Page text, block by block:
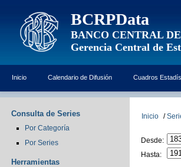
BCRPData
BANCO CENTRAL
Gerencia Central de
Inicio Calendario de Difusión Cuadros
Consulta de Series
Por Categoría
Por Series
Herramientas
Inicio /
Desde:
Hasta: